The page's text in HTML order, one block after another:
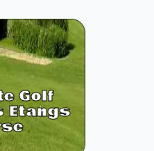
Golf
Etangs